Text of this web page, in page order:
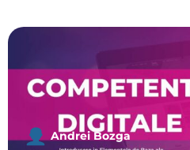
Andrei Bozga